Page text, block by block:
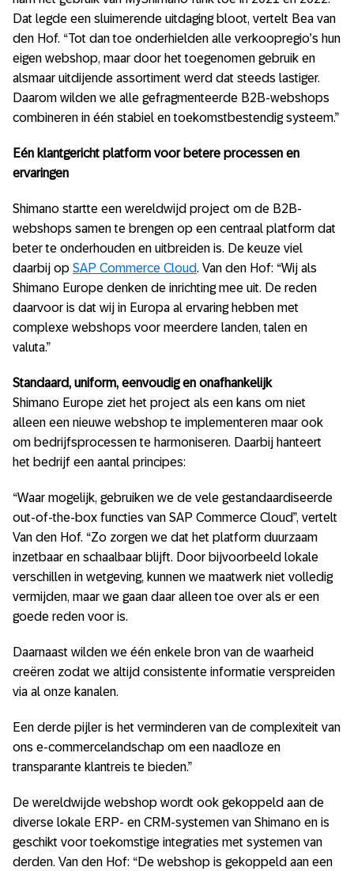
Dat legde een sluimerende uitdaging bloot, vertelt Bea van
den Hof. “Tot dan toe onderhielden alle verkoopregio’s hun
eigen webshop, maar door het toegenomen gebruik en
alsmaar uitdijende assortiment werd dat steeds lastiger.
Daarom wilden we alle gefragmenteerde B2B-webshops
combineren in één stabiel en toekomstbestendig systeem.”
Eén klantgericht platform voor betere processen en
ervaringen
Shimano startte een wereldwijd project om de B2B-
webshops samen te brengen op een centraal platform dat
beter te onderhouden en uitbreiden is. De keuze viel
daarbij op SAP Commerce Cloud. Van den Hof: “Wij als
Shimano Europe denken de inrichting mee uit. De reden
daarvoor is dat wij in Europa al ervaring hebben met
complexe webshops voor meerdere landen, talen en
valuta.”
Standaard, uniform, eenvoudig en onafhankelijk
Shimano Europe ziet het project als een kans om niet
alleen een nieuwe webshop te implementeren maar ook
om bedrijfsprocessen te harmoniseren. Daarbij hanteert
het bedrijf een aantal principes:
“Waar mogelijk, gebruiken we de vele gestandaardiseerde
out-of-the-box functies van SAP Commerce Cloud”, vertelt
Van den Hof. “Zo zorgen we dat het platform duurzaam
inzetbaar en schaalbaar blijft. Door bijvoorbeeld lokale
verschillen in wetgeving, kunnen we maatwerk niet volledig
vermijden, maar we gaan daar alleen toe over als er een
goede reden voor is.
Daarnaast wilden we één enkele bron van de waarheid
creëren zodat we altijd consistente informatie verspreiden
via al onze kanalen.
Een derde pijler is het verminderen van de complexiteit van
ons e-commercelandschap om een naadloze en
transparante klantreis te bieden.”
De wereldwijde webshop wordt ook gekoppeld aan de
diverse lokale ERP- en CRM-systemen van Shimano en is
geschikt voor toekomstige integraties met systemen van
derden. Van den Hof: “De webshop is gekoppeld aan een